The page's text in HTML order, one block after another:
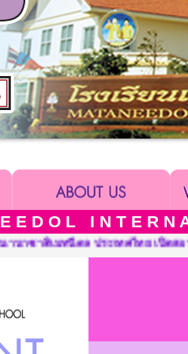
E E D O L I N T E R
เปิดสอนระดับ เนอร์สเซอรี่ อนุบาล